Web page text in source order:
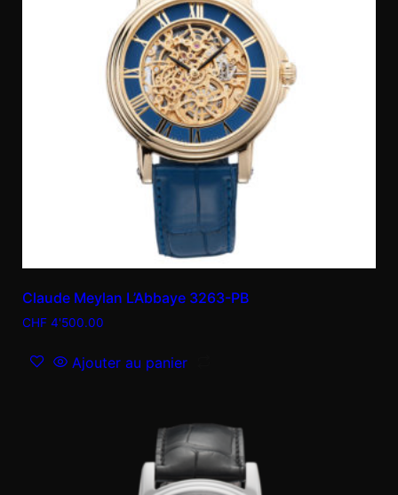
Claude Meylan L’Abbaye 3263-PB
CHF 4'500.00
Ajouter au panier